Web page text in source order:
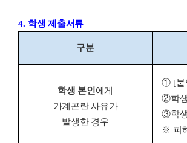
4. 학생 제출서류
구분
학생 본인에게
가계곤란 사유가
발생한 경우
① [붙
②학
③학
※ 피